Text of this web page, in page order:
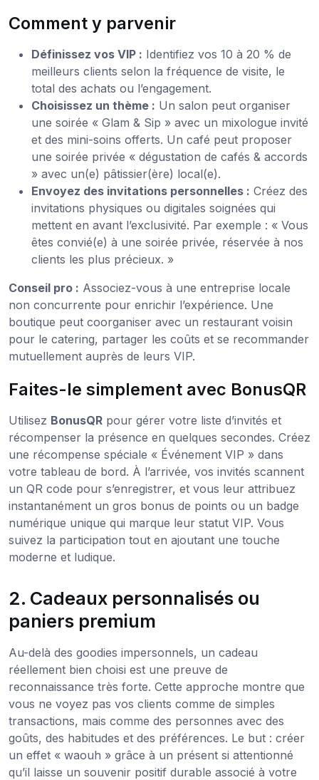
Comment y parvenir
Définissez vos VIP : Identifiez vos 10 à 20 % de
meilleurs clients selon la fréquence de visite, le
total des achats ou l’engagement.
Choisissez un thème : Un salon peut organiser
une soirée « Glam & Sip » avec un mixologue invité
et des mini-soins offerts. Un café peut proposer
une soirée privée « dégustation de cafés & accords
» avec un(e) pâtissier(ère) local(e).
Envoyez des invitations personnelles : Créez des
invitations physiques ou digitales soignées qui
mettent en avant l’exclusivité. Par exemple : « Vous
êtes convié(e) à une soirée privée, réservée à nos
clients les plus précieux. »
Conseil pro : Associez-vous à une entreprise locale
non concurrente pour enrichir l’expérience. Une
boutique peut coorganiser avec un restaurant voisin
pour le catering, partager les coûts et se recommander
mutuellement auprès de leurs VIP.
Faites-le simplement avec BonusQR
Utilisez BonusQR pour gérer votre liste d’invités et
récompenser la présence en quelques secondes. Créez
une récompense spéciale « Événement VIP » dans
votre tableau de bord. À l’arrivée, vos invités scannent
un QR code pour s’enregistrer, et vous leur attribuez
instantanément un gros bonus de points ou un badge
numérique unique qui marque leur statut VIP. Vous
suivez la participation tout en ajoutant une touche
moderne et ludique.
2. Cadeaux personnalisés ou
paniers premium
Au-delà des goodies impersonnels, un cadeau
réellement bien choisi est une preuve de
reconnaissance très forte. Cette approche montre que
vous ne voyez pas vos clients comme de simples
transactions, mais comme des personnes avec des
goûts, des habitudes et des préférences. Le but : créer
un effet « waouh » grâce à un présent si attentionné
qu’il laisse un souvenir positif durable associé à votre